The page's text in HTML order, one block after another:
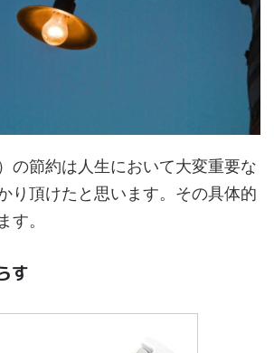
の節約は人生において大変重要な
り頂けたと思います。その具体的
す。
す